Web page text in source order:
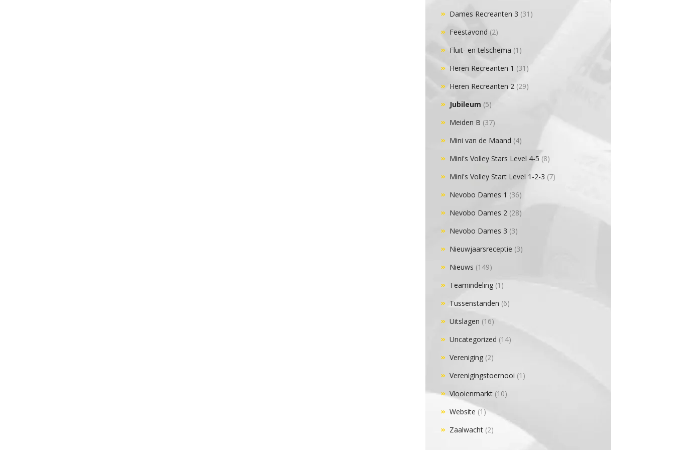
Dames Recreanten 3 (31)
Feestavond (2)
Fluit- en telschema (1)
Heren Recreanten 1 (31)
Heren Recreanten 2 (29)
Jubileum (5)
Meiden B (37)
Mini van de Maand (4)
Mini's Volley Stars Level 4-5 (8)
Mini's Volley Start Level 1-2-3 (7)
Nevobo Dames 1 (36)
Nevobo Dames 2 (28)
Nevobo Dames 3 (3)
Nieuwjaarsreceptie (3)
Nieuws (149)
Teamindeling (1)
Tussenstanden (6)
Uitslagen (16)
Uncategorized (14)
Vereniging (2)
Verenigingstoernooi (1)
Vlooienmarkt (10)
Website (1)
Zaalwacht (2)